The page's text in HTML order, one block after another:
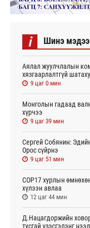
i Шинэ мэдээ
Аялал жуулчлалын
хязгаарлалтгүй
9 цаг 0 мин
Монголын гадаад
хүрчээ
9 цаг 39 мин
Сергей Собянин:
Орос сүйрнэ
9 цаг 51 мин
COP17 хурлын
хүлээн авлаа
12 цаг 44 мин
Д.Нацагдоржийн
тусгай үзэсгэлэнг